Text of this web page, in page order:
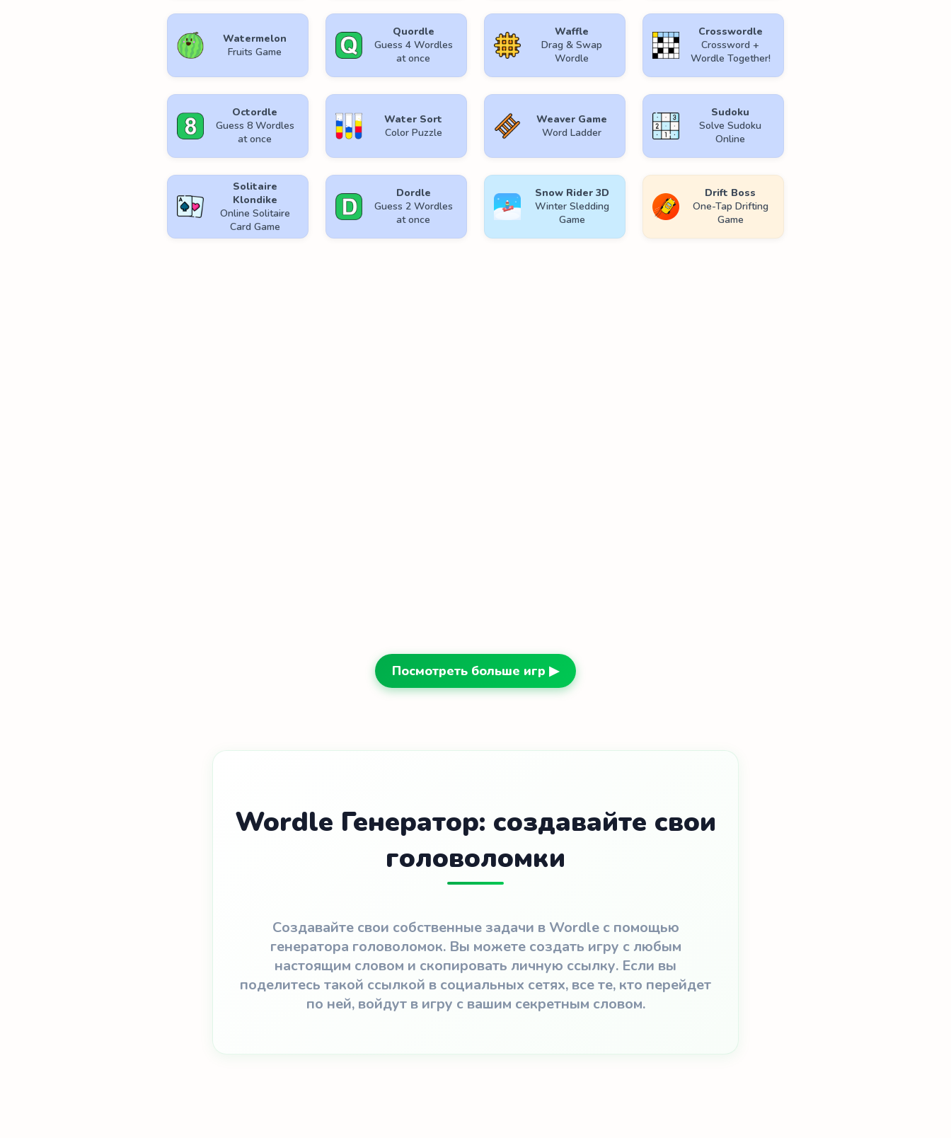
Watermelon
Fruits Game
Quordle
Guess 4 Wordles
at once
Waffle
Drag & Swap
Wordle
Crosswordle
Crossword +
Wordle Together!
Octordle
Guess 8 Wordles
at once
Water Sort
Color Puzzle
Weaver Game
Word Ladder
Sudoku
Solve Sudoku
Online
Solitaire
Klondike
Online Solitaire
Card Game
Dordle
Guess 2 Wordles
at once
Snow Rider 3D
Winter Sledding
Game
Drift Boss
One-Tap Drifting
Game
Посмотреть больше игр ▶
Wordle Генератор: создавайте свои
головоломки
Создавайте свои собственные задачи в Wordle с помощью
генератора головоломок. Вы можете создать игру с любым
настоящим словом и скопировать личную ссылку. Если вы
поделитесь такой ссылкой в социальных сетях, все те, кто перейдет
по ней, войдут в игру с вашим секретным словом.